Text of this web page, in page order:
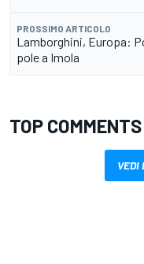
PROSSIMO ARTICOLO
Lamborghini, Europa:
pole a Imola
TOP COMMENTS
VEDI